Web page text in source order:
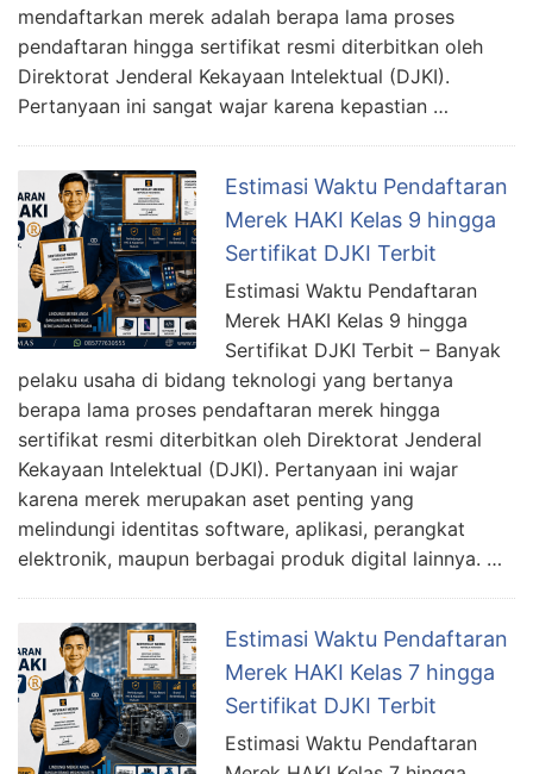
mendaftarkan merek adalah berapa lama proses
pendaftaran hingga sertifikat resmi diterbitkan oleh
Direktorat Jenderal Kekayaan Intelektual (DJKI).
Pertanyaan ini sangat wajar karena kepastian …
Estimasi Waktu Pendaftaran
Merek HAKI Kelas 9 hingga
Sertifikat DJKI Terbit
Estimasi Waktu Pendaftaran
Merek HAKI Kelas 9 hingga
Sertifikat DJKI Terbit – Banyak
pelaku usaha di bidang teknologi yang bertanya
berapa lama proses pendaftaran merek hingga
sertifikat resmi diterbitkan oleh Direktorat Jenderal
Kekayaan Intelektual (DJKI). Pertanyaan ini wajar
karena merek merupakan aset penting yang
melindungi identitas software, aplikasi, perangkat
elektronik, maupun berbagai produk digital lainnya. …
Estimasi Waktu Pendaftaran
Merek HAKI Kelas 7 hingga
Sertifikat DJKI Terbit
Estimasi Waktu Pendaftaran